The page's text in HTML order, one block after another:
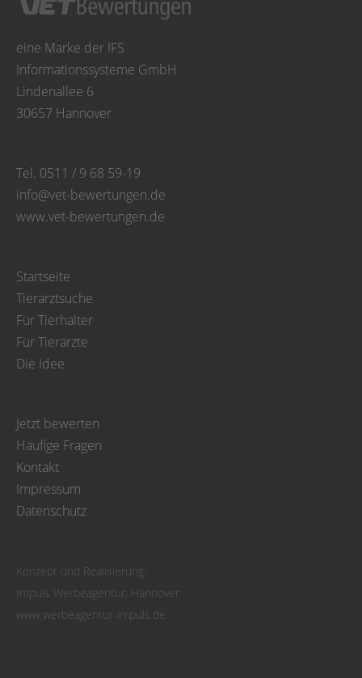
eine Marke der IFS
Informationssysteme GmbH
Lindenallee 6
30657 Hannover
Tel. 0511 / 9 68 59-19
info@vet-bewertungen.de
www.vet-bewertungen.de
Startseite
Tierarztsuche
Für Tierhalter
Für Tierärzte
Die Idee
Jetzt bewerten
Häufige Fragen
Kontakt
Impressum
Datenschutz
Konzept und Realisierung:
Impuls Werbeagentur, Hannover
www.werbeagentur-impuls.de